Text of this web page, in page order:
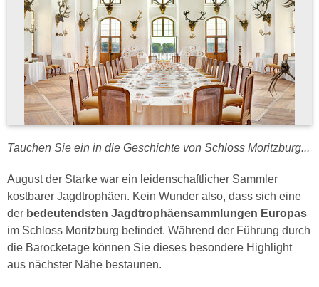
Tauchen Sie ein in die Geschichte von Schloss Moritzburg...
August der Starke war ein leidenschaftlicher Sammler
kostbarer Jagdtrophäen. Kein Wunder also, dass sich eine
der bedeutendsten Jagdtrophäensammlungen Europas
im Schloss Moritzburg befindet. Während der Führung durch
die Barocketage können Sie dieses besondere Highlight
aus nächster Nähe bestaunen.